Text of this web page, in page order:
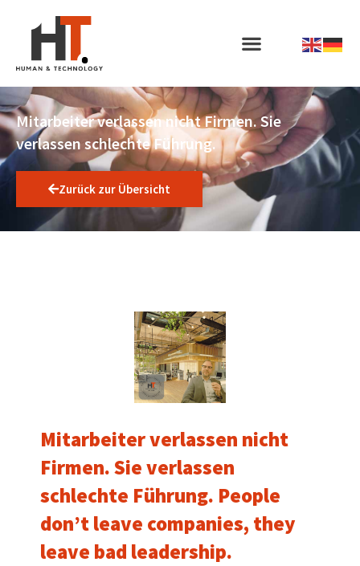
Mitarbeiter verlassen nicht Firmen. Sie
verlassen schlechte Führung.
Zurück zur Übersicht
Mitarbeiter verlassen nicht
Firmen. Sie verlassen
schlechte Führung. People
don’t leave companies, they
leave bad leadership.